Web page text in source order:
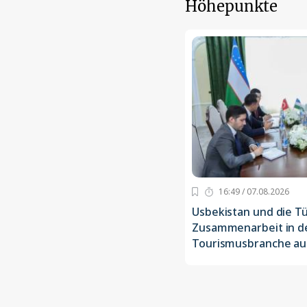
Höhepunkte
16:49 / 07.08.2026
Usbekistan und die
Zusammenarbeit in
Tourismusbranche